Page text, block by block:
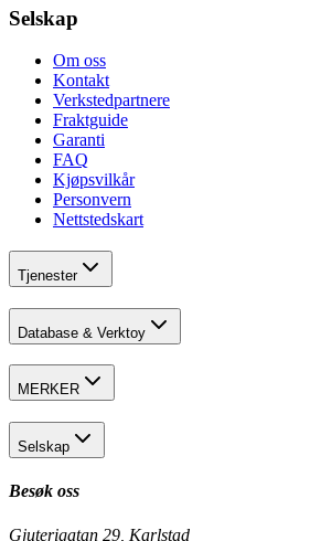
Selskap
Om oss
Kontakt
Verkstedpartnere
Fraktguide
Garanti
FAQ
Kjøpsvilkår
Personvern
Nettstedskart
Tjenester
Database & Verktoy
MERKER
Selskap
Besøk oss
Gjuterigatan 29, Karlstad